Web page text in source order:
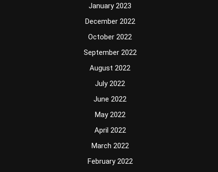
January 2023
December 2022
October 2022
September 2022
August 2022
July 2022
June 2022
May 2022
April 2022
March 2022
February 2022